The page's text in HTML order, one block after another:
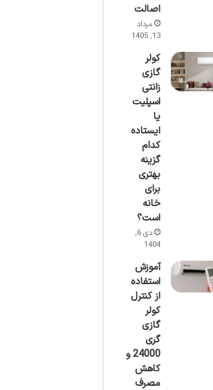
اصالت
مرداد
13, 1405
کولر
گازی
زانتی
اسپلیت
یا
ایستاده
کدام
گزینه
بهتری
برای
خانه
است؟
دی 6,
1404
آموزش
استفاده
از کنترل
کولر
گازی
گری
24000 و
کاهش
مصرف